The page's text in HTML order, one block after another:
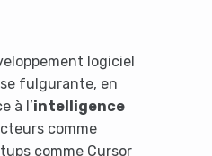
logiciel
fulgurante, en
à l’intelligence
comme
comme Cursor